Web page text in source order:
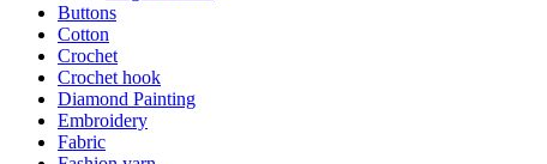
Buttons
Cotton
Crochet
Crochet hook
Diamond Painting
Embroidery
Fabric